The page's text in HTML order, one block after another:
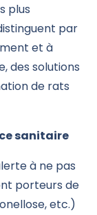
plus
par
et à
des solutions
de rats
sanitaire
à ne pas
porteurs de
etc.)